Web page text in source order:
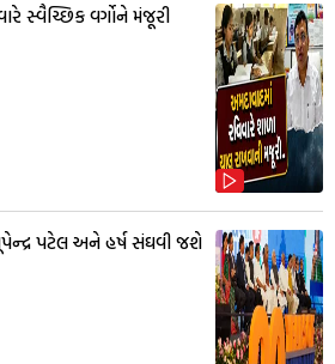
સ્વૈચ્છિક વર્ગોને મંજૂરી
પટેલ અને હર્ષ સંઘવી જશે